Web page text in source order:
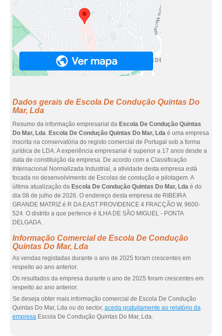
Dados gerais de Escola De Condução Quintas Do
Mar, Lda
Resumo da informação empresarial da Escola De Condução Quintas
Do Mar, Lda. Escola De Condução Quintas Do Mar, Lda é uma empresa
inscrita na conservatória do registo comercial de Portugal sob a forma
jurídica de LDA. A experiência empresarial é superior a 17 anos desde a
data de constituição da empresa. De acordo com a Classificação
Internacional Normalizada Industrial, a atividade desta empresa está
focada no desenvolvimento de Escolas de condução e pilotagem. A
última atualização da Escola De Condução Quintas Do Mar, Lda é do
dia 08 de julho de 2026. O endereço desta empresa de RIBEIRA
GRANDE MATRIZ é R DA EAST PROVIDENCE 4 FRACÇÃO W, 9600-
524. O distrito a que pertence é ILHA DE SÃO MIGUEL - PONTA
DELGADA.
Informação Comercial de Escola De Condução
Quintas Do Mar, Lda
As vendas registadas durante o ano de 2025 foram crescentes em
respeito ao ano anterior.
Os resultados da empresa durante o ano de 2025 foram crescentes em
respeito ao ano anterior.
Se deseja obter mais informação comercial de Escola De Condução
Quintas Do Mar, Lda ou do sector, aceda gratuitamente ao relatório da
empresa Escola De Condução Quintas Do Mar, Lda.